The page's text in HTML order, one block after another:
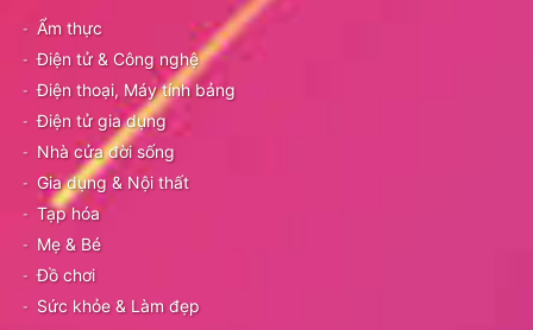
Ẩm thực
Điện tử & Công nghệ
Điện thoại, Máy tính bảng
Điện tử gia dụng
Nhà cửa đời sống
Gia dụng & Nội thất
Tạp hóa
Mẹ & Bé
Đồ chơi
Sức khỏe & Làm đẹp